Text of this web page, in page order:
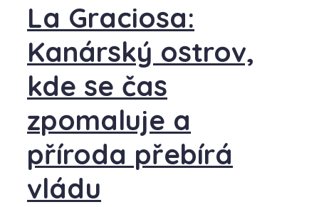
La Graciosa:
Kanárský ostrov,
kde se čas
zpomaluje a
příroda přebírá
vládu